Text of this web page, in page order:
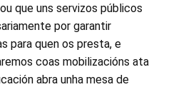
que uns servizos públicos
por garantir
para quen os presta, e
coas mobilizacións ata
abra unha mesa de